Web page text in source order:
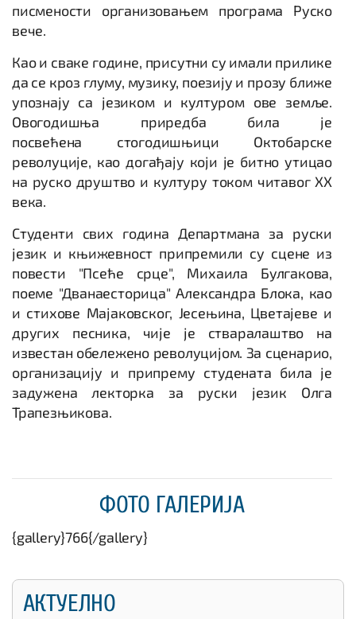
писмености организовањем програма Руско
вече.
Као и сваке године, присутни су имали прилике
да се кроз глуму, музику, поезију и прозу ближе
упознају са језиком и културом ове земље.
Овогодишња приредба била је
посвећена стогодишњици Октобарске
револуције, као догађају који је битно утицао
на руско друштво и културу током читавог XX
века.
Студенти свих година Департмана за руски
језик и књижевност припремили су сцене из
повести "Псеће срце", Михаила Булгакова,
поеме "Дванаесторица" Александра Блока, као
и стихове Мајаковског, Јесењина, Цветајеве и
других песника, чије је стваралаштво на
известан обележено револуцијом. За сценарио,
организацију и припрему студената била је
задужена лекторка за руски језик Олга
Трапезњикова.
ФОТО ГАЛЕРИЈА
{gallery}766{/gallery}
АКТУЕЛНО